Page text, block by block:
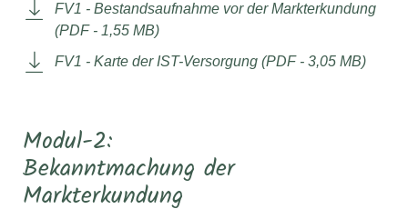
FV1 - Bestandsaufnahme vor der Markterkundung
(PDF - 1,55 MB)
FV1 - Karte der IST-Versorgung (PDF - 3,05 MB)
Modul-2:
Bekanntmachung der
Markterkundung